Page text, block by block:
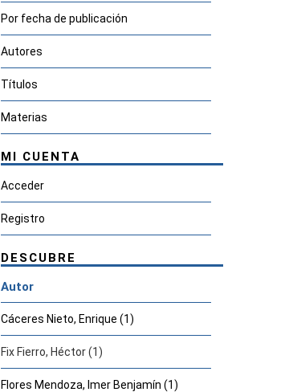
Por fecha de publicación
Autores
Títulos
Materias
MI CUENTA
Acceder
Registro
DESCUBRE
Autor
Cáceres Nieto, Enrique (1)
Fix Fierro, Héctor (1)
Flores Mendoza, Imer Benjamín (1)